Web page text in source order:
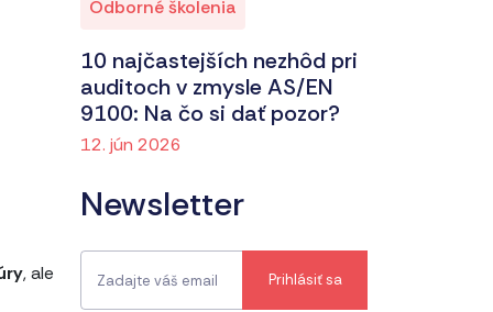
, ale
Odborné školenia
10 najčastejších nezhôd pri
auditoch v zmysle AS/EN
9100: Na čo si dať pozor?
12. jún 2026
Newsletter